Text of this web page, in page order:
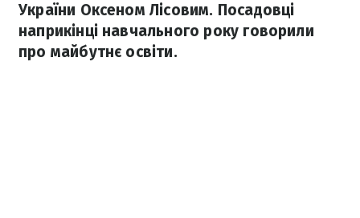
України Оксеном Лісовим. Посадовці
наприкінці навчального року говорили
про майбутнє освіти.